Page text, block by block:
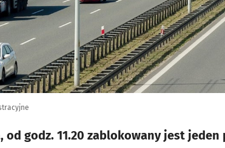
od godz. 11.20 zablokowany jest jeden